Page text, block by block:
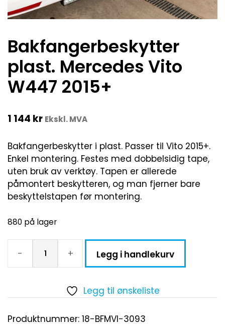
Bakfangerbeskytter
plast. Mercedes Vito
W447 2015+
1 144 kr Ekskl. MVA
Bakfangerbeskytter i plast. Passer til Vito 2015+.
Enkel montering. Festes med dobbelsidig tape,
uten bruk av verktøy. Tapen er allerede
påmontert beskytteren, og man fjerner bare
beskyttelstapen før montering.
880 på lager
- + Legg i handlekurv
Legg til ønskeliste
Produktnummer: 18-BFMVI-3093